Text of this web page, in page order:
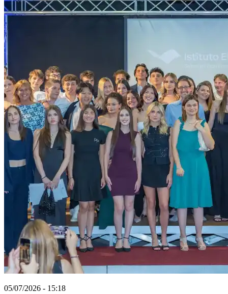
05/07/2026 - 15:18